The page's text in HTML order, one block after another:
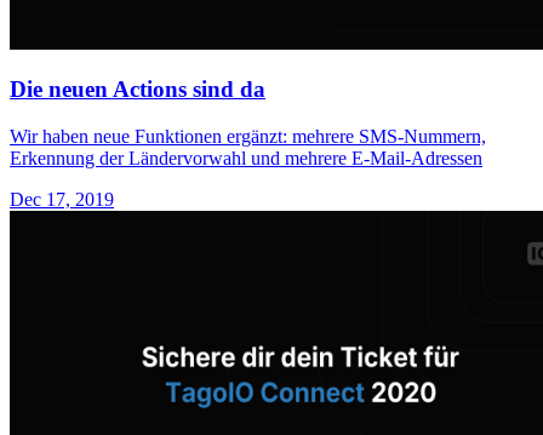
Die neuen Actions sind da
Wir haben neue Funktionen ergänzt: mehrere SMS-Nummern,
Erkennung der Ländervorwahl und mehrere E-Mail-Adressen
Dec 17, 2019